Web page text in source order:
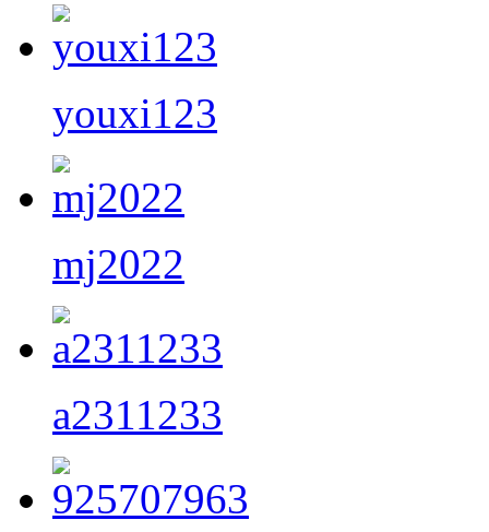
youxi123
mj2022
a2311233